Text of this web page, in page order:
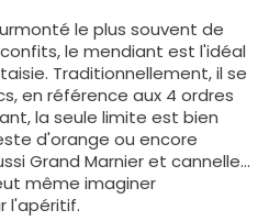
le plus souvent de
le mendiant est l'idéal
Traditionnellement, il se
en référence aux 4 ordres
la seule limite est bien
d'orange ou encore
Grand Marnier et cannelle...
même imaginer
l'apéritif.